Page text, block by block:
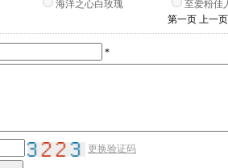
海洋之心白玫瑰
至爱粉佳
第一页 上一
*
更换验证码